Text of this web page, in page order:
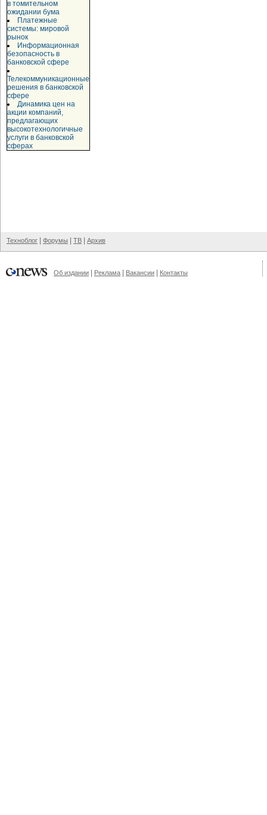
в томительном
ожидании бума
Платежные
системы: мировой
рынок
Информационная
безопасность в
банковской сфере
Телекоммуникационные
решения в банковской
сфере
Динамика цен на
акции компаний,
предлагающих
высокотехнологичные
услуги в банковской
сферах
Техноблог Форумы ТВ Архив
Об издании Реклама Вакансии Контакты